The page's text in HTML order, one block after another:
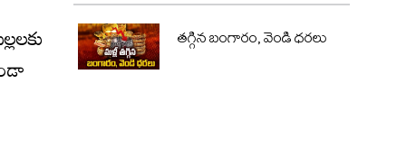
తగ్గిన బంగారం, వెండి ధరలు